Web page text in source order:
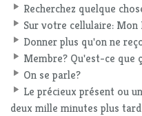
Recherchez quelque
Sur votre cellulaire: Mon
Donner plus qu'on ne
Membre? Qu'est-ce que
On se parle?
Le précieux présent ou
deux mille minutes plus tard